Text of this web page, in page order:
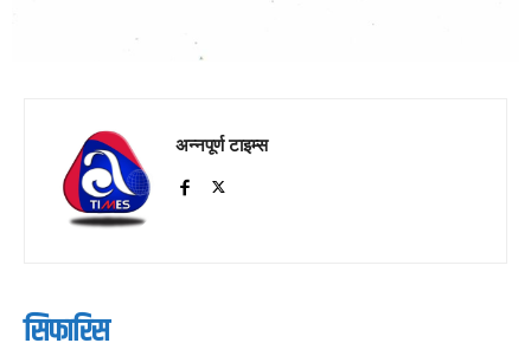
अन्नपूर्ण टाइम्स
सिफारिस